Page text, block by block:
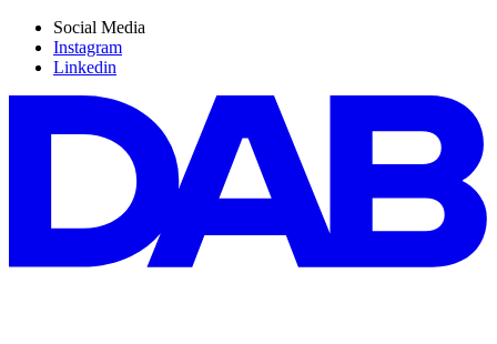
Social Media
Instagram
Linkedin